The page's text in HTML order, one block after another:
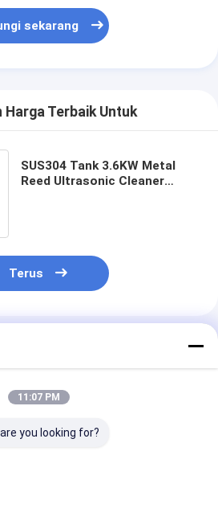
sekarang
Harga Terbaik Untuk
SUS304 Tank 3.6KW Metal
Reed Ultrasonic Cleaner
Terus
11:07 PM
you looking for?